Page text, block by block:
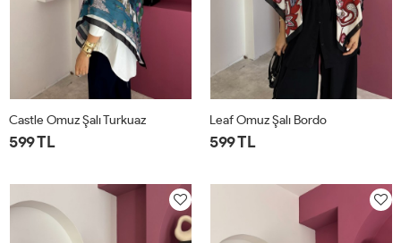
Castle Omuz Şalı Turkuaz
599 TL
Leaf Omuz Şalı Bordo
599 TL